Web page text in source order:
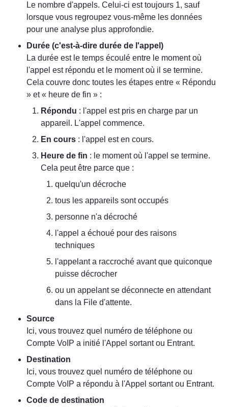
Le nombre d'appels. Celui-ci est toujours 1, sauf
lorsque vous regroupez vous-même les données
pour une analyse plus approfondie.
Durée (c'est-à-dire durée de l'appel)
La durée est le temps écoulé entre le moment où
l'appel est répondu et le moment où il se termine.
Cela couvre donc toutes les étapes entre « Répondu
» et « heure de fin » :
Répondu : l'appel est pris en charge par un
appareil. L'appel commence.
En cours : l'appel est en cours.
Heure de fin : le moment où l'appel se termine.
Cela peut être parce que :
quelqu'un décroche
tous les appareils sont occupés
personne n'a décroché
l'appel a échoué pour des raisons
techniques
l'appelant a raccroché avant que quiconque
puisse décrocher
ou un appelant se déconnecte en attendant
dans la File d'attente.
Source
Ici, vous trouvez quel numéro de téléphone ou
Compte VoIP a initié l'Appel sortant ou Entrant.
Destination
Ici, vous trouvez quel numéro de téléphone ou
Compte VoIP a répondu à l'Appel sortant ou Entrant.
Code de destination